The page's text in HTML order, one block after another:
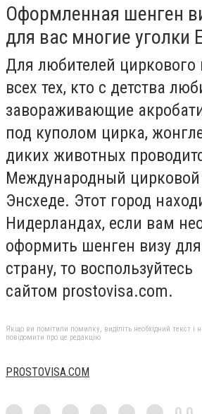
Оформленная шенген
для вас многие уголки
Для любителей циркового
всех тех, кто с детства
завораживающие
под куполом цирка,
диких животных
Международный цирковой
Энсхеде. Этот город
Нидерландах, если вам
оформить шенген визу
страну, то воспользуйтесь
сайтом prostovisa.com.
Якщо ви помітили помилку, виділіть необхідний текст і
повідомити про це редакцію
PROSTOVISA.COM